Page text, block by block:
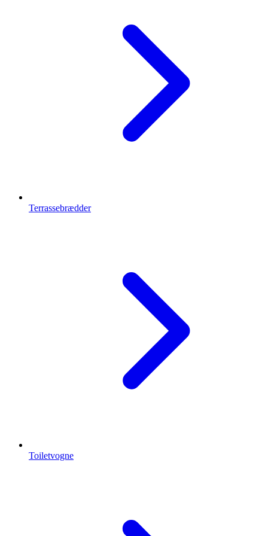
Terrassebrædder
Toiletvogne